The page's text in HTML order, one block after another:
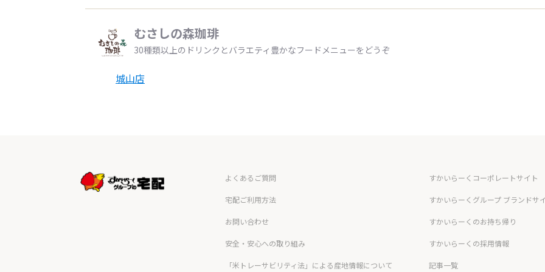
むさしの森珈琲
30種類以上のドリンクとバラエティ豊かなフードメニューをどうぞ
城山店
よくあるご質問
宅配ご利用方法
お問い合わせ
安全・安心への取り組み
「米トレーサビリティ法」による産地情報について
すかいらーくコーポレートサイト
すかいらーくグループ ブランドサ
すかいらーくのお持ち帰り
すかいらーくの採用情報
記事一覧